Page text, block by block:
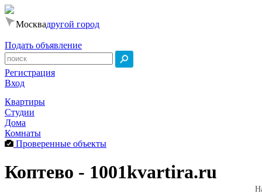
Москвадругой город
Подать объявление
Регистрация
Вход
Квартиры
Студии
Дома
Комнаты
Проверенные объекты
Коптево - 1001kvartira.ru